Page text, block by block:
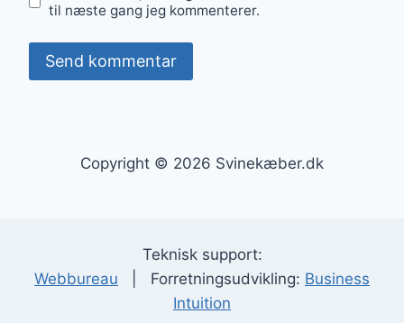
til næste gang jeg kommenterer.
Copyright © 2026 Svinekæber.dk
Teknisk support:
Webbureau | Forretningsudvikling: Business
Intuition